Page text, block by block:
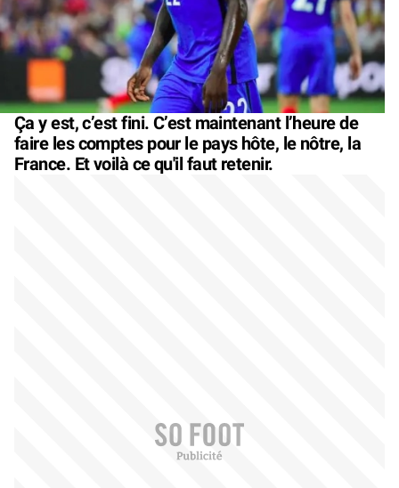
Ça y est, c’est fini. C’est maintenant l’heure de
faire les comptes pour le pays hôte, le nôtre, la
France. Et voilà ce qu'il faut retenir.